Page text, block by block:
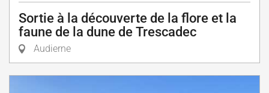
Sortie à la découverte de la flore et la
faune de la dune de Trescadec
Audierne